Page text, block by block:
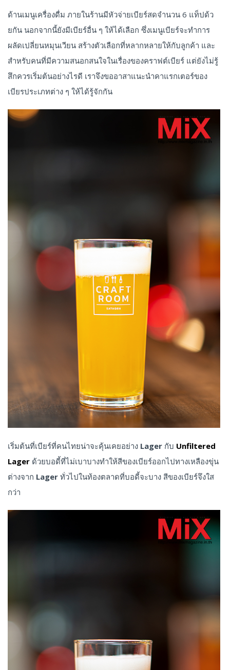
ด้านเมนูเครื่องดื่ม ภายในร้านมีหัวจ่ายเบียร์สดจำนวน 6 แท็ปด้ว
ยกัน นอกจากนี้ยังมีเบียร์อื่น ๆ ให้ได้เลือก ซึ่งเมนูเบียร์จะทำการ
ผลัดเปลี่ยนหมุนเวียน สร้างตัวเลือกที่หลากหลายให้กับลูกค้า และ
สำหรับคนที่มีความสนอกสนใจในเรื่องของคราฟต์เบียร์ แต่ยังไม่รู้
สึกควรเริ่มต้นอย่างไรดี เราจึงขออาสาแนะนำคาแรกเตอร์ของ
เบียรประเภทต่าง ๆ ให้ได้รู้จักกัน
เริ่มต้นที่เบียร์ที่คนไทยน่าจะคุ้นเคยอย่าง Lager กับ Unfiltered
Lager ด้วยบอดี้ที่ไม่เบาบางทำให้สีของเบียร์ออกไปทางเหลืองขุ่น
ต่างจาก Lager ทั่วไปในท้องตลาดที่บอดี้จะบาง สีของเบียร์จึงใส
กว่า